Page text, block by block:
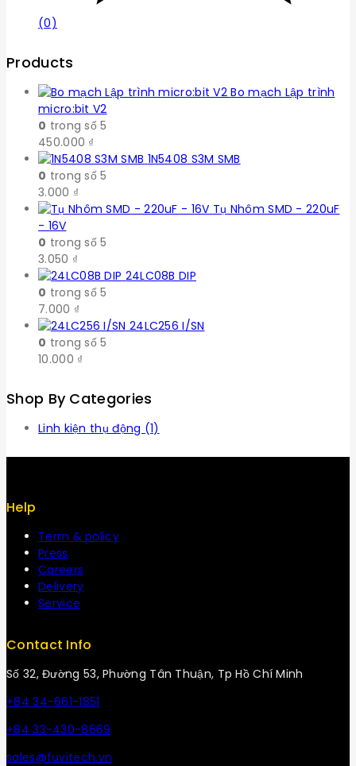
(0)
Products
Bo mạch Lập trình
micro:bit V2
0 trong số 5
450.000 ₫
1N5408 S3M SMB
0 trong số 5
3.000 ₫
Tụ Nhôm SMD - 220uF
- 16V
0 trong số 5
3.050 ₫
24LC08B DIP
0 trong số 5
7.000 ₫
24LC256 I/SN
0 trong số 5
10.000 ₫
Shop By Categories
Linh kiện thụ động (1)
Help
Term & policy
Press
Careers
Delivery
Service
Contact Info
Số 32, Đường 53, Phường Tân Thuận, Tp Hồ Chí Minh
+84 34-661-1851
+84 33-430-8669
sales@fuvitech.vn